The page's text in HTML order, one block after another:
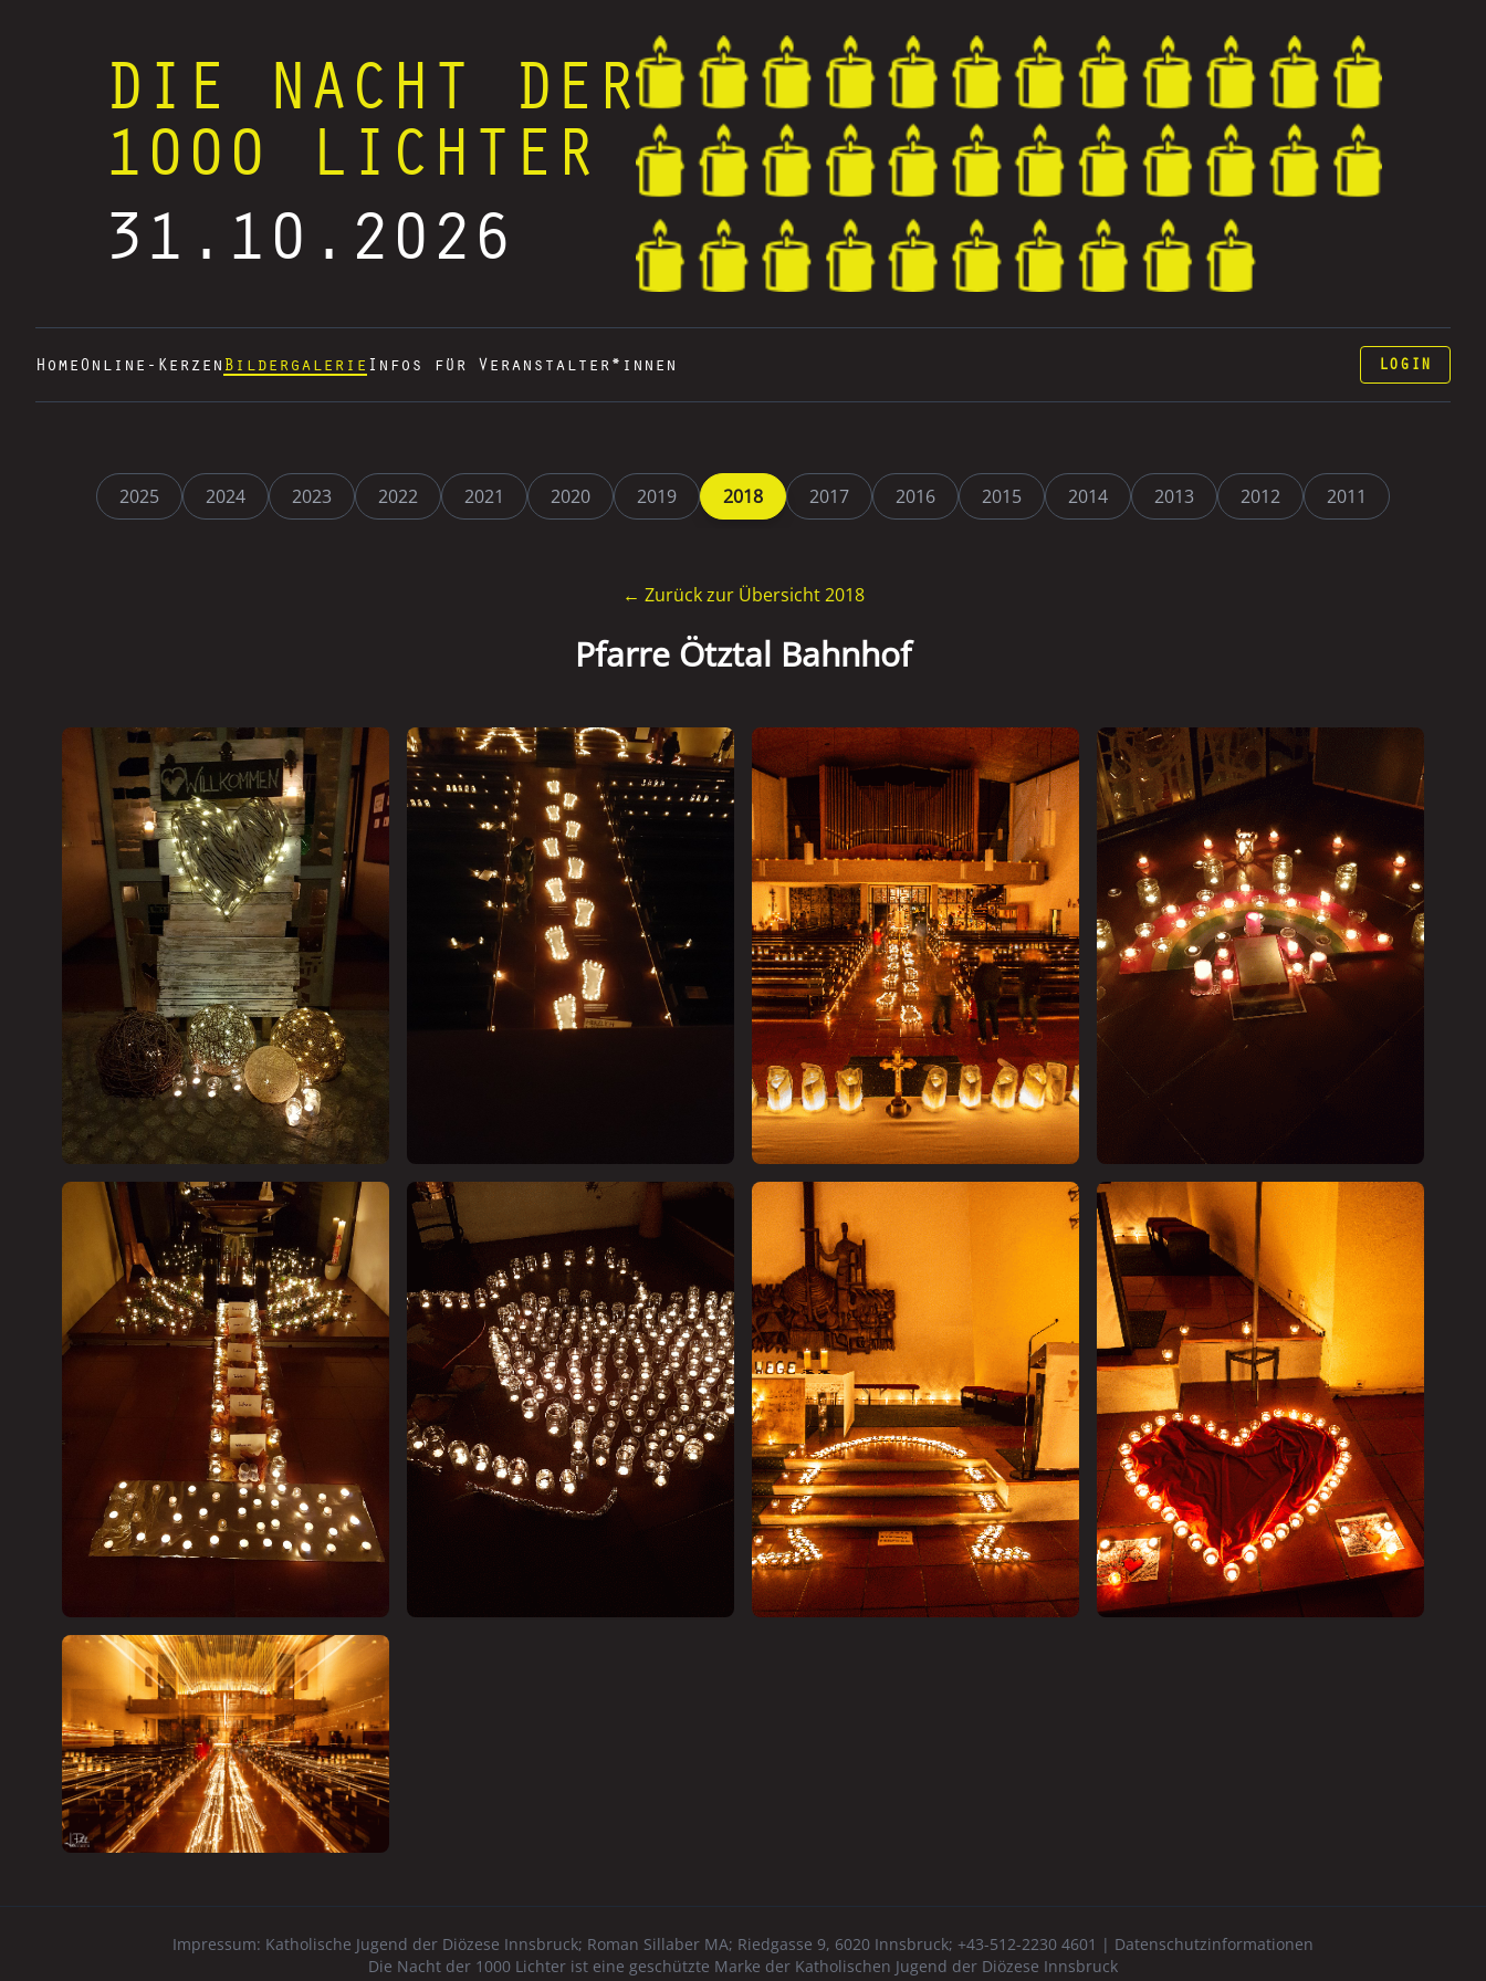
DIE NACHT DER
1000 LICHTER
31.10.2026
HomeOnline-Kerzen Bildergalerie Infos für Veranstalter*innen LOGIN
2025 2024 2023 2022 2021 2020 2019 2018 2017 2016 2015 2014 2013 2012 2011
← Zurück zur Übersicht 2018
Pfarre Ötztal Bahnhof
Impressum: Katholische Jugend der Diözese Innsbruck; Roman Sillaber MA; Riedgasse 9, 6020 Innsbruck; +43-512-2230 4601 | Datenschutzinformationen
Die Nacht der 1000 Lichter ist eine geschützte Marke der Katholischen Jugend der Diözese Innsbruck